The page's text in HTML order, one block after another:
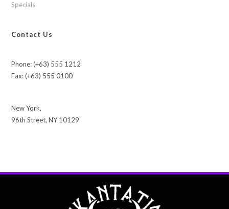
Specials
Contact Us
Phone: (+63) 555 1212
Fax: (+63) 555 0100
New York,
96th Street, NY 10129